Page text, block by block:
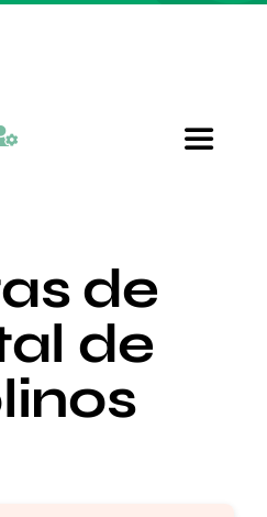
Toggle
de
de